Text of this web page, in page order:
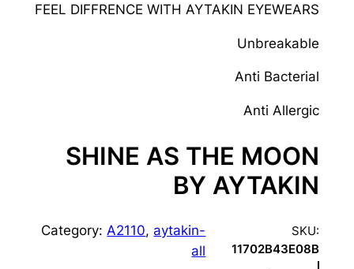
FEEL DIFFRENCE WITH AYTAKIN EYEWEARS
Unbreakable
Anti Bacterial
Anti Allergic
SHINE AS THE MOON
BY AYTAKIN
SKU:
11702B43E08B
Category: A2110, aytakin-
all